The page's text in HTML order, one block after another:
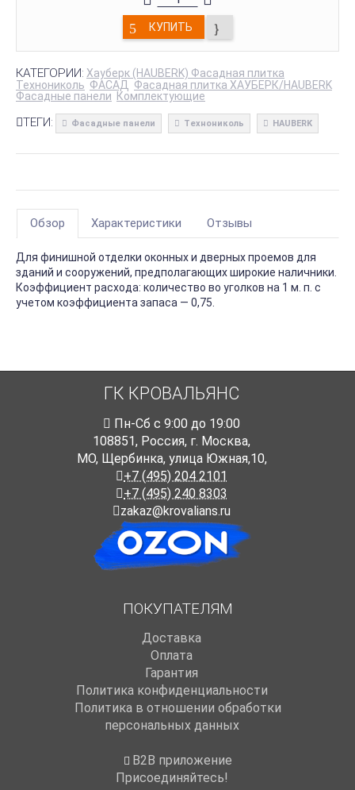
КУПИТЬ
КАТЕГОРИИ: Хауберк (HAUBERK) Фасадная плитка
Технониколь ФАСАД
Фасадная плитка ХАУБЕРК/HAUBERK
Фасадные панели Комплектующие
ТЕГИ: Фасадные панели Технониколь HAUBERK
Обзор Характеристики Отзывы
Для финишной отделки оконных и дверных проемов для
зданий и сооружений, предполагающих широкие наличники.
Коэффициент расхода: количество во уголков на 1 м. п. с
учетом коэффициента запаса — 0,75.
ГК КРОВАЛЬЯНС
Пн-Cб с 9:00 до 19:00
108851, Россия, г. Москва,
МО, Щербинка, улица Южная,10,
+7 (495) 204 2101
+7 (495) 240 8303
zakaz@krovalians.ru
ПОКУПАТЕЛЯМ
Доставка
Оплата
Гарантия
Политика конфиденциальности
Политика в отношении обработки
персональных данных
B2B приложение
Присоединяйтесь!